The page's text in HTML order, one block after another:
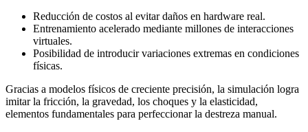
Reducción de costos al evitar daños en hardware real.
Entrenamiento acelerado mediante millones de interacciones
virtuales.
Posibilidad de introducir variaciones extremas en condiciones
físicas.
Gracias a modelos físicos de creciente precisión, la simulación logra
imitar la fricción, la gravedad, los choques y la elasticidad,
elementos fundamentales para perfeccionar la destreza manual.